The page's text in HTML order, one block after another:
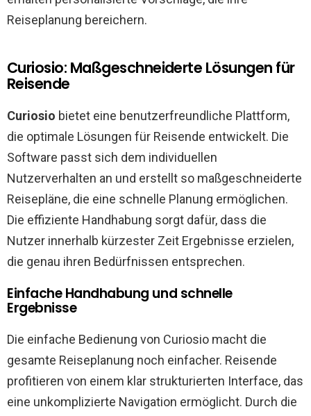
Reiseplanung bereichern.
Curiosio: Maßgeschneiderte Lösungen für
Reisende
Curiosio bietet eine benutzerfreundliche Plattform,
die optimale Lösungen für Reisende entwickelt. Die
Software passt sich dem individuellen
Nutzerverhalten an und erstellt so maßgeschneiderte
Reisepläne, die eine schnelle Planung ermöglichen.
Die effiziente Handhabung sorgt dafür, dass die
Nutzer innerhalb kürzester Zeit Ergebnisse erzielen,
die genau ihren Bedürfnissen entsprechen.
Einfache Handhabung und schnelle
Ergebnisse
Die einfache Bedienung von Curiosio macht die
gesamte Reiseplanung noch einfacher. Reisende
profitieren von einem klar strukturierten Interface, das
eine unkomplizierte Navigation ermöglicht. Durch die